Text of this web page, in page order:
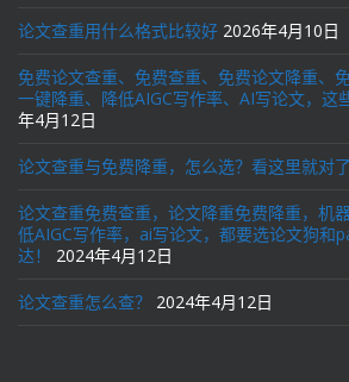
论文查重用什么格式比较好 2026年4月10日
免费论文查重、免费查重、免费论文降重、
一键降重、降低AIGC写作率、AI写论文，这
年4月12日
论文查重与免费降重，怎么选？看这里就对了
论文查重免费查重，论文降重免费降重，机
低AIGC写作率，ai写论文，都要选论文狗和
达！
2024年4月12日
论文查重怎么查？ 2024年4月12日